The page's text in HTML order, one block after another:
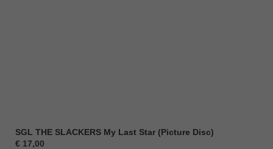
SGL THE SLACKERS My Last Star (Picture Disc)
€17,00